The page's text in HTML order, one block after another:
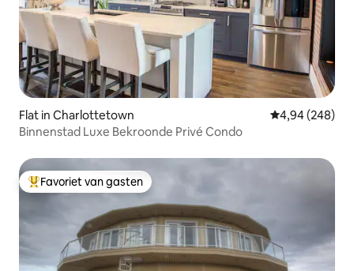
Flat in Charlottetown Gemiddelde
4,94 (248)
Binnenstad Luxe Bekroonde Privé Condo
Topfavoriet van gasten
Favoriet van gasten